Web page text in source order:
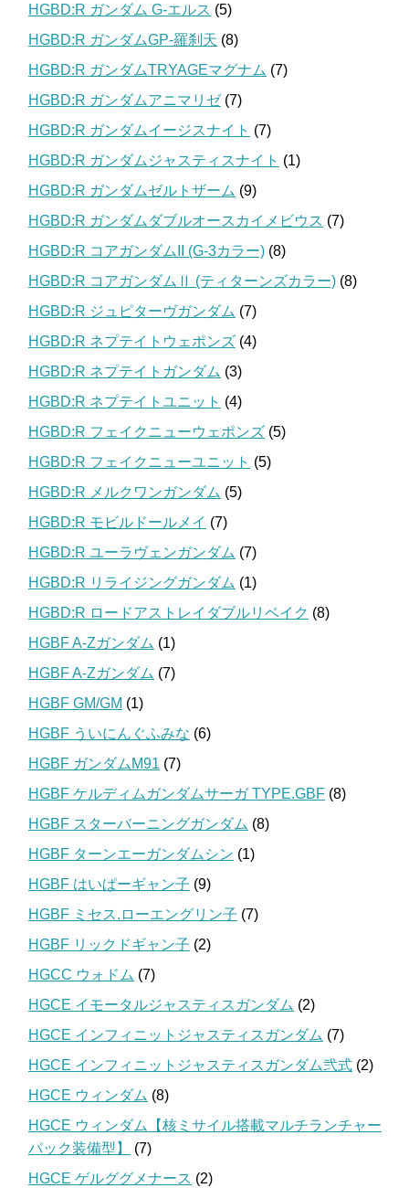
HGBD:R ガンダム G-エルス (5)
HGBD:R ガンダムGP-羅刹天 (8)
HGBD:R ガンダムTRYAGEマグナム (7)
HGBD:R ガンダムアニマリゼ(7)
HGBD:R ガンダムイージスナイト (7)
HGBD:R ガンダムジャスティスナイト (1)
HGBD:R ガンダムゼルトザーム (9)
HGBD:R ガンダムダブルオースカイメビウス (7)
HGBD:R コアガンダムII (G-3カラー) (8)
HGBD:R コアガンダムⅡ (ティターンズカラー) (8)
HGBD:R ジュピターヴガンダム (7)
HGBD:R ネプテイトウェポンズ (4)
HGBD:R ネプテイトガンダム (3)
HGBD:R ネプテイトユニット (4)
HGBD:R フェイクニューウェポンズ (5)
HGBD:R フェイクニューユニット (5)
HGBD:R メルクワンガンダム (5)
HGBD:R モビルドールメイ (7)
HGBD:R ユーラヴェンガンダム (7)
HGBD:R リライジングガンダム (1)
HGBD:R ロードアストレイダブルリベイク (8)
HGBF A-Zガンダム (1)
HGBF A-Zガンダム (7)
HGBF GM/GM (1)
HGBF ういにんぐふみな (6)
HGBF ガンダムM91 (7)
HGBF ケルディムガンダムサーガ TYPE.GBF (8)
HGBF スターバーニングガンダム (8)
HGBF ターンエーガンダムシン (1)
HGBF はいぱーギャン子 (9)
HGBF ミセス.ローエングリン子 (7)
HGBF リックドギャン子 (2)
HGCC ウォドム (7)
HGCE イモータルジャスティスガンダム (2)
HGCE インフィニットジャスティスガンダム (7)
HGCE インフィニットジャスティスガンダム弐式 (2)
HGCE ウィンダム (8)
HGCE ウィンダム【核ミサイル搭載マルチランチャー
パック装備型】
(7)
HGCE ゲルググメナース (2)